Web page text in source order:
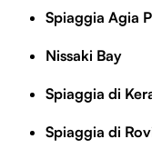
Spiaggia Agia
Nissaki Bay
Spiaggia di
Spiaggia di